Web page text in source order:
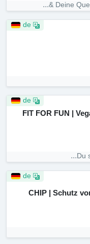
Deine
FIT FOR FUN |
Du
CHIP | Schutz